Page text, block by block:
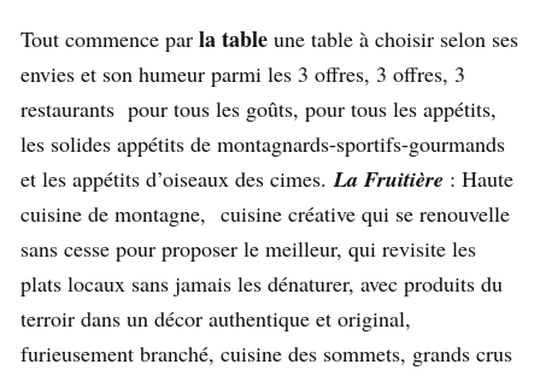
Tout commence par la table une table à choisir selon ses
envies et son humeur parmi les 3 offres, 3 offres, 3
restaurants pour tous les goûts, pour tous les appétits,
les solides appétits de montagnards-sportifs-gourmands
et les appétits d’oiseaux des cimes.La Fruitière : Haute
cuisine de montagne, cuisine créative qui se renouvelle
sans cesse pour proposer le meilleur, qui revisite les
plats locaux sans jamais les dénaturer, avec produits du
terroir dans un décor authentique et original,
furieusement branché, cuisine des sommets, grands crus